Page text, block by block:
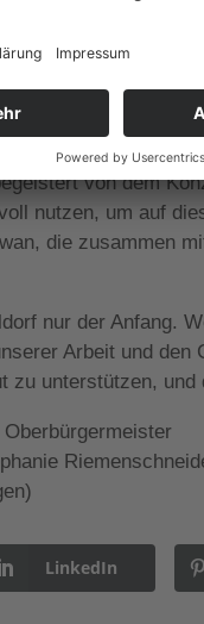
Düsseldorfer
eignet sich
eintreten,
über einen
Minuten über
von dem
nutzen, um auf
die zusammen
nur der Anfang.
Arbeit und den
unterstützen,
LinkedIn